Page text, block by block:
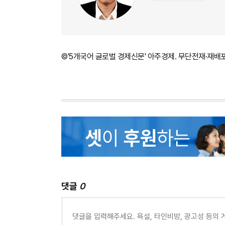
©'5개국어 글로벌 경제신문' 아주경제. 무단전재·재배
댓글 0